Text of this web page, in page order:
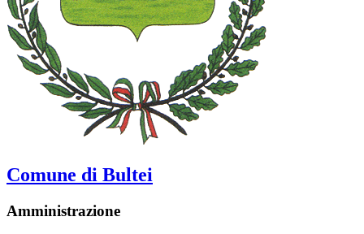
Comune di Bultei
Amministrazione